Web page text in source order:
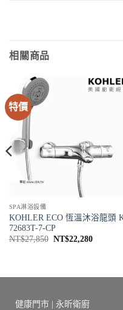
相關商品
特價
SPA淋浴設備
KOHLER ECO 恆溫沐浴龍頭
72683T-7-CP
NT$27,850 原
NT$22,280目
健康門市 | 永昕衛廚